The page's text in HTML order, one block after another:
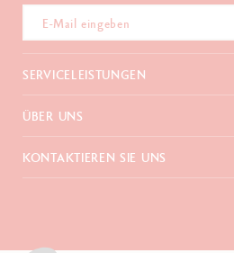
SERVICELEISTUNGEN
E-Geschenkgutschein
Retouren
ÜBER UNS
Häufig gestellte Fragen
KONTAKTIEREN SIE UNS
Schweiz